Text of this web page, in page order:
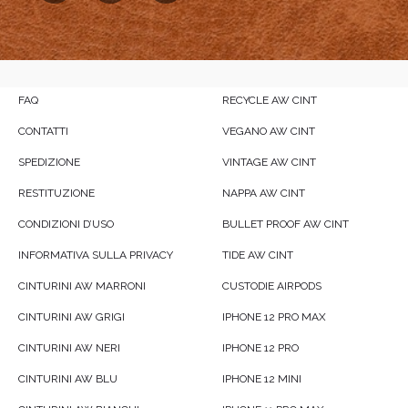
FAQ
CONTATTI
SPEDIZIONE
RESTITUZIONE
CONDIZIONI D’USO
INFORMATIVA SULLA PRIVACY
CINTURINI AW MARRONI
CINTURINI AW GRIGI
CINTURINI AW NERI
CINTURINI AW BLU
RECYCLE AW CINT
VEGANO AW CINT
VINTAGE AW CINT
NAPPA AW CINT
BULLET PROOF AW CINT
TIDE AW CINT
CUSTODIE AIRPODS
IPHONE 12 PRO MAX
IPHONE 12 PRO
IPHONE 12 MINI